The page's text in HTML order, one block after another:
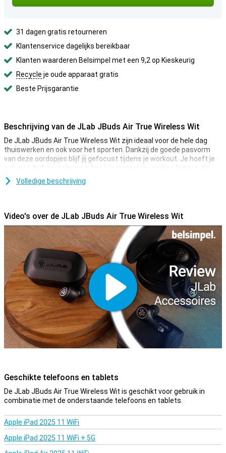
31 dagen gratis retourneren
Klantenservice dagelijks bereikbaar
Klanten waarderen Belsimpel met een 9,2 op Kieskeurig
Recycle je oude apparaat gratis
Beste Prijsgarantie
Beschrijving van de JLab JBuds Air True Wireless Wit
De JLab JBuds Air True Wireless Wit zijn ideaal voor de hele dag
thuiswerken en ook voor het sporten. Dankzij de goede pasvorm
van deze oordopjes blijf jij gefocust tijdens je workout. Je hoeft je
ook niet druk te maken om hard te zweten, je oortjes kunnen dit
hebben.
oordopjes een ingebouwde microfoon hebben heb je tijdens het
bellen je handen vrij om klusjes te doen.
Telefoneren is nog nooit zo makkelijk geweest met de
touchcontrols op deze JLab JBuds Air True Wireless Wit! Doordat
de speakers zich dicht bij je trommelvlies bevinden kunnen de
oordopjes perfect het geluid overbrengen. Ze sluiten daarnaast de
ingang van je oor af zodat minder last hebt van geluiden in de
omgeving
Bewaar je oordopjes veilig. Bij de oortjes van Jlab krijg je een mooie
hardcase meegeleverd! Dankzij deze draadloze oordopjes heb je
nooit meer last van een kabel die in de weg zit
Volledige beschrijving
Video's over de JLab JBuds Air True Wireless Wit
Geschikte telefoons en tablets
De JLab JBuds Air True Wireless Wit is geschikt voor gebruik in
combinatie met de onderstaande telefoons en tablets.
Apple iPad 2025 11 WiFi
Apple iPad 2025 11 WiFi + 5G